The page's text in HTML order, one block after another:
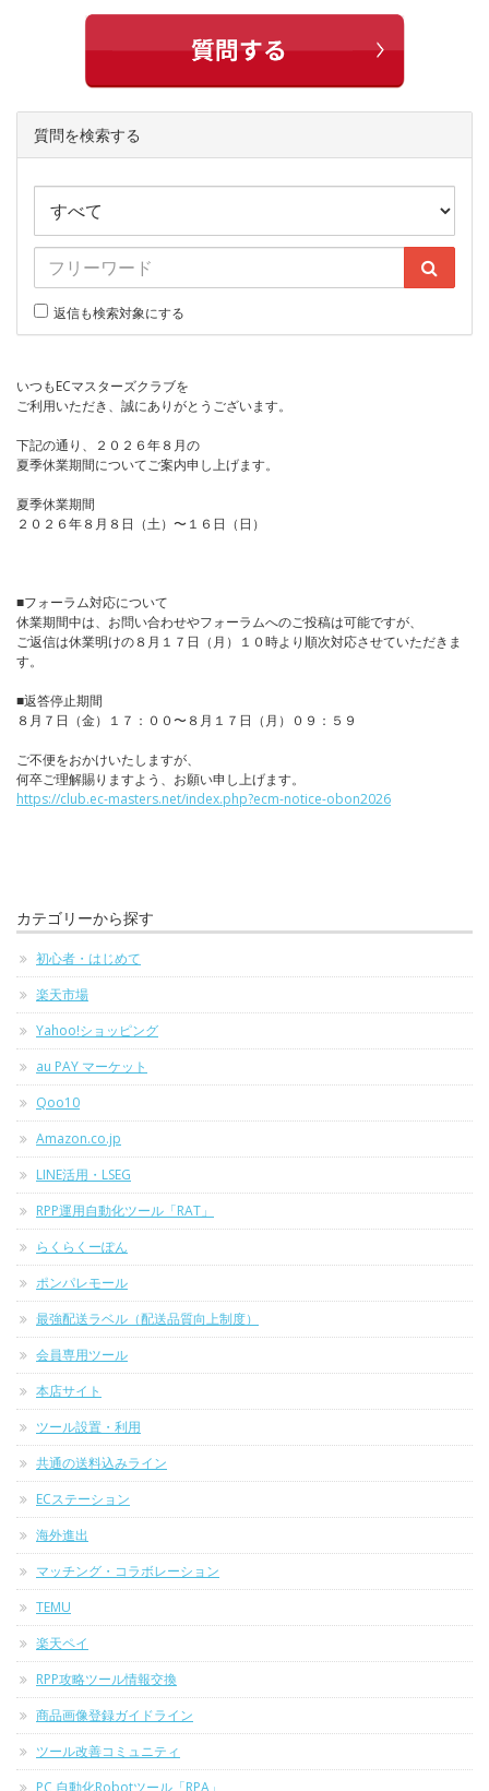
質問を検索する
返信も検索対象にする
いつもECマスターズクラブを
ご利用いただき、誠にありがとうございます。
下記の通り、２０２６年８月の
夏季休業期間についてご案内申し上げます。
夏季休業期間
２０２６年８月８日（土）〜１６日（日）
■フォーラム対応について
休業期間中は、お問い合わせやフォーラムへのご投稿は可能ですが、
ご返信は休業明けの８月１７日（月）１０時より順次対応させていただきま
す。
■返答停止期間
８月７日（金）１７：００〜８月１７日（月）０９：５９
ご不便をおかけいたしますが、
何卒ご理解賜りますよう、お願い申し上げます。
https://club.ec-masters.net/index.php?ecm-notice-obon2026
カテゴリーから探す
初心者・はじめて
楽天市場
Yahoo!ショッピング
au PAY マーケット
Qoo10
Amazon.co.jp
LINE活用・LSEG
RPP運用自動化ツール「RAT」
らくらくーぽん
ポンパレモール
最強配送ラベル（配送品質向上制度）
会員専用ツール
本店サイト
ツール設置・利用
共通の送料込みライン
ECステーション
海外進出
マッチング・コラボレーション
TEMU
楽天ペイ
RPP攻略ツール情報交換
商品画像登録ガイドライン
ツール改善コミュニティ